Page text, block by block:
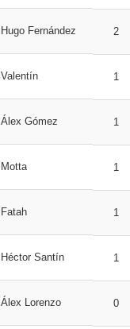
Hugo Fernández 2
Valentín 1
Álex Gómez 1
Motta 1
Fatah 1
Héctor Santín 1
Álex Lorenzo 0